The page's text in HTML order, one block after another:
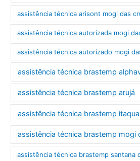
assistência técnica arisont mogi das
assistência técnica autorizada mogi
assistência técnica autorizado mogi
assistência técnica brastemp
assistência técnica brastemp arujá
assistência técnica brastemp
assistência técnica brastemp mogi
assistência técnica brastemp santana